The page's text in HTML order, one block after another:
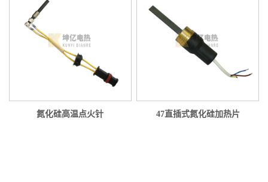
氮化硅高温点火针 47直插式氮化硅加热片